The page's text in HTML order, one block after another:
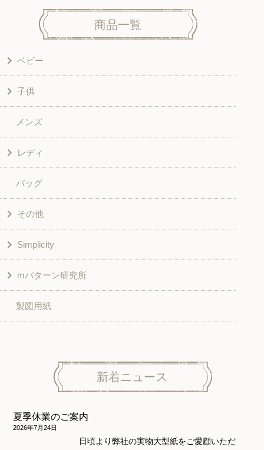
商品一覧
ベビー
洋服
和風衣類
グッズ
子供
ワンピース
シャツ・ブラウス
スカート・パンツ
和風衣類
入園入学グッズ
その他
メンズ
レディ
シャツ・ブラウス
チュニック
ワンピース
ベスト・ジャケット・コート
スカート
ニット地専用
和風衣類
バッグ
その他
学校家庭科教材用
その他
Simplicity
こども＆ベビー
ボトムス
ワンピース＆スーツ
ウェディング・コスチューム
mパターン研究所
子供服
ワンピース
スカート・パンツ
製図用紙
新着ニュース
夏季休業のご案内
2026年7月24日
日頃より弊社の実物大型紙をご愛顧いただ